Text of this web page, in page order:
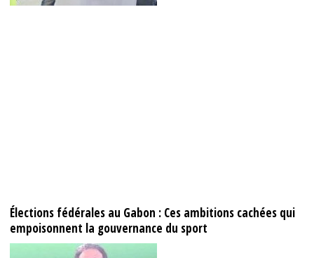
Élections fédérales au Gabon : Ces ambitions cachées qui
empoisonnent la gouvernance du sport